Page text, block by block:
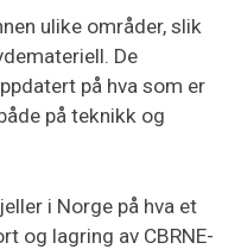
ulike områder, slik
De
på hva som er
på teknikk og
i Norge på hva et
og lagring av CBRNE-